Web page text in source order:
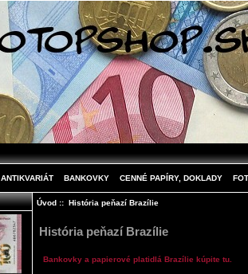
ANTIKVARIÁT BANKOVKY CENNÉ PAPÍRY, DOKLADY
Úvod:: História peňazí Brazílie
História peňazí Brazílie
Bankovky a papierové platidlá Brazílie kúpite tu.